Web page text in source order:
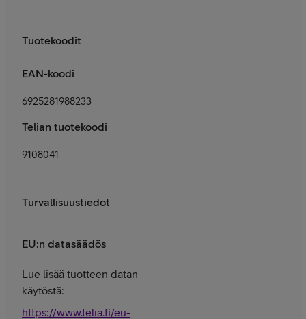
Tuotekoodit
EAN-koodi
6925281988233
Telian tuotekoodi
9108041
Turvallisuustiedot
EU:n datasäädös
Lue lisää tuotteen datan
käytöstä:
https://www.telia.fi/eu-